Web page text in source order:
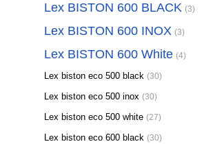
Lex BISTON 600 BLACK (3)
Lex BISTON 600 INOX (3)
Lex BISTON 600 White (4)
Lex biston eco 500 black (30)
Lex biston eco 500 inox (30)
Lex biston eco 500 white (27)
Lex biston eco 600 black (30)